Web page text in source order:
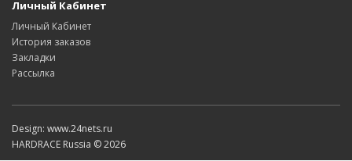
Личный Кабинет
Личный Кабинет
История заказов
Закладки
Рассылка
Design: www.24nets.ru
HARDRACE Russia © 2026